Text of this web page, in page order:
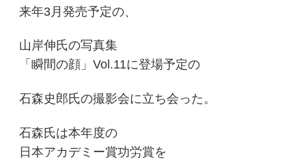
来年3月発売予定の、
山岸伸氏の写真集
「瞬間の顔」Vo l.11に登場予定の
石森史郎氏の撮影会に立ち会った。
石森氏は本年度の
日本アカデミー賞功労賞を